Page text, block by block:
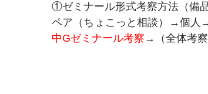
①ゼミナール形式考察方法（備品
ペア（ちょこっと相談）→個人
中Gゼミナール考察 →（全体考察